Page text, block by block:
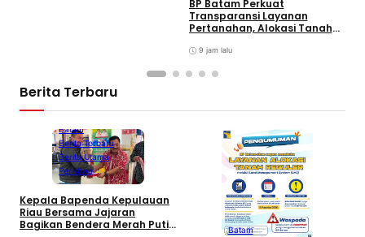
BP Batam Perkuat
Transparansi Layanan
Pertanahan, Alokasi Tanah
LMS9 jam lalu
Berita Terbaru
Batam
Berita Terbaru
Berita Utama
Peristiwa
Kepala Bapenda Kepulauan
Riau Bersama Jajaran
Bagikan Bendera Merah Putih
Batam